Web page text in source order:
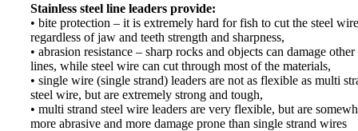
Stainless steel line leaders provide:
• bite protection – it is extremely hard for fish to cut the steel
regardless of jaw and teeth strength and sharpness,
• abrasion resistance – sharp rocks and objects can damage other
lines, while steel wire can cut through most of the materials,
• single wire (single strand) leaders are not as flexible as multi
steel wire, but are extremely strong and tough,
• multi strand steel wire leaders are very flexible, but are
more abrasive and more damage prone than single strand wires